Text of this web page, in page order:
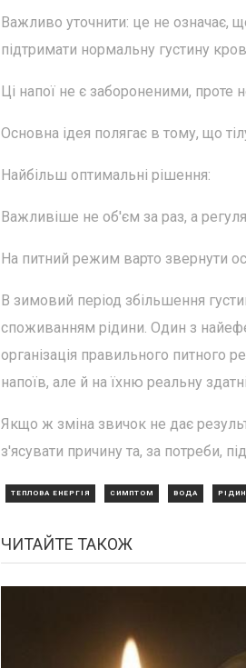
Важливо уточнити: це не означає,
підтримати нормальну густину
Ці напої не є забороненими, проте
Основна ідея полягає в тому, що
Найбільш оптимальні рішення:
Важливіше не об'єм за раз, а
На питний режим варто звернути
В зимовий період збільшення
споживанням рідини. Один з
організація правильного
напоїв, але й на їхню реальну
Якщо ж зміна звичок не дає
з'ясувати причину та, за потреби,
ТЕПЛОВА ЕНЕРГІЯ СИМПТОМ ВОДА
ЧИТАЙТЕ ТАКОЖ